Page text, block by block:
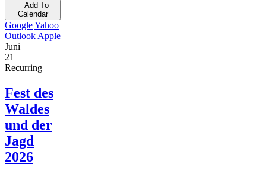
Add To
Calendar
GoogleYahoo
Outlook Apple
Juni
21
Recurring
Fest des
Waldes
und der
Jagd
2026